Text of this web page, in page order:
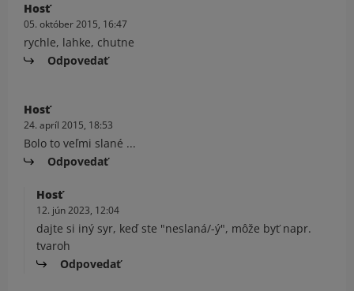
Hosť
05. október 2015, 16:47
rychle, lahke, chutne
Odpovedať
Hosť
24. apríl 2015, 18:53
Bolo to veľmi slané ...
Odpovedať
Hosť
12. jún 2023, 12:04
dajte si iný syr, keď ste "neslaná/-ý", môže byť napr.
tvaroh
Odpovedať